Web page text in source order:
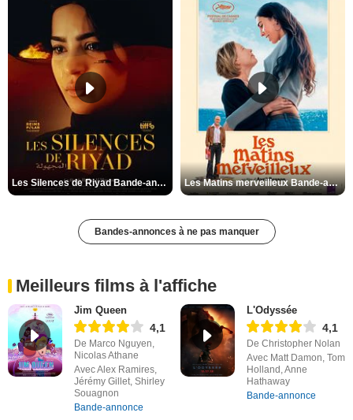
Les Silences de Riyad Bande-annonce VO STFR Les Matins merveilleux Bande-annonce VF
Bandes-annonces à ne pas manquer
Meilleurs films à l'affiche
Jim Queen
4,1
De Marco Nguyen,
Nicolas Athane
Avec Alex Ramires,
Jérémy Gillet, Shirley
Souagnon
Bande-annonce
L'Odyssée
4,1
De Christopher Nolan
Avec Matt Damon, Tom
Holland, Anne
Hathaway
Bande-annonce